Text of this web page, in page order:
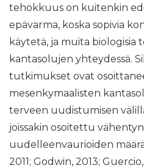
tehokkuus on kuitenkin
epävarma, koska sopivia
käytetä, ja muita biologisia
kantasolujen yhteydessä.
tutkimukset ovat
mesenkymaalisten
terveen uudistumisen
joissakin osoitettu
uudelleenvaurioiden
2011; Godwin, 2013;